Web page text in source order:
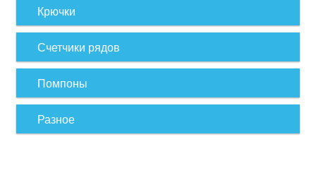
Крючки
Счетчики рядов
Помпоны
Разное